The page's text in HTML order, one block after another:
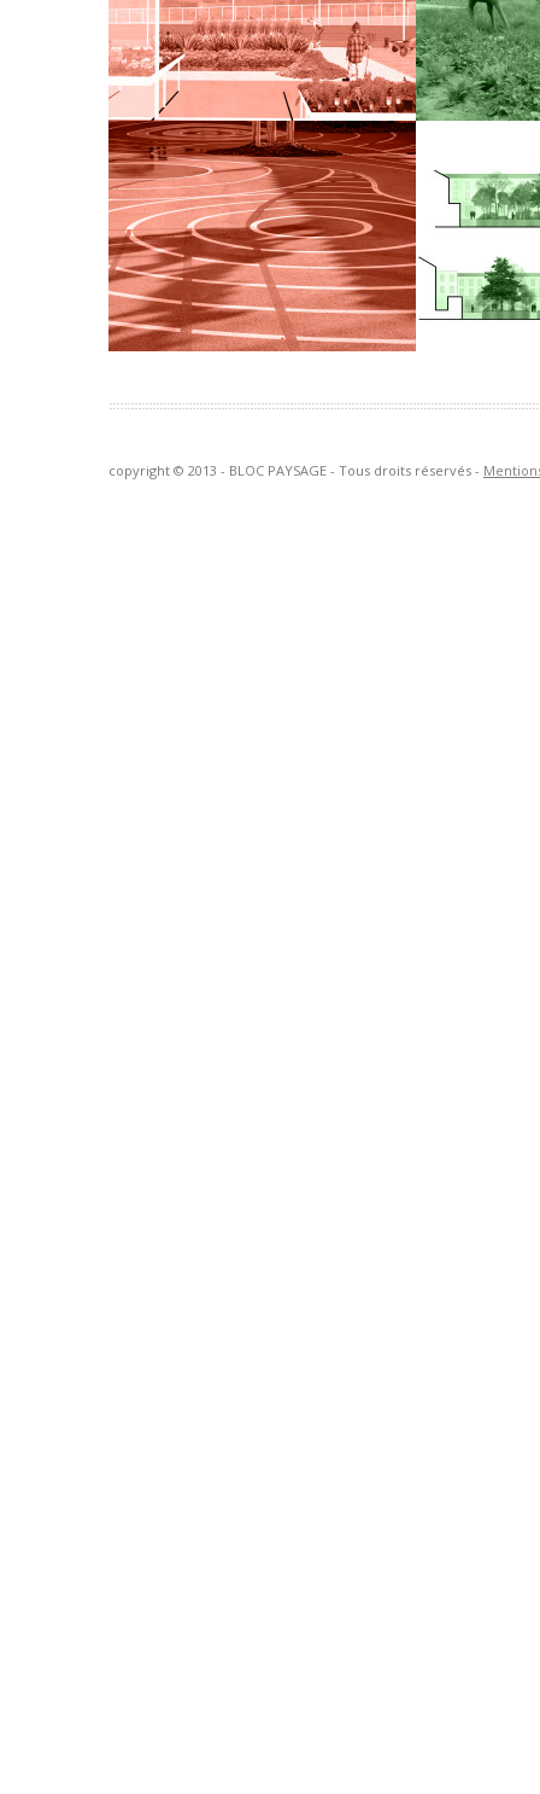
piétonne
En savoir +
Parc Leopold
En savoir +
ÉCOLE CÉLESTIN FREINET –
LA VALETTE
MOE / Réalisation de l’école
maternelle Célestin Freinet – La
Valette-du-Var (83)
En savoir +
Conception
l’hôpital
En savoir +
copyright © 2013 - BLOC PAYSAGE - Tous droits réservés -